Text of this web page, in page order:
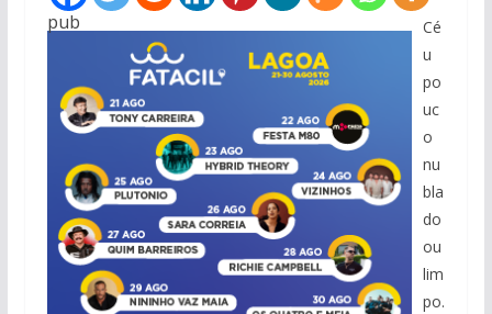
pub
Cé
u
po
uc
o
nu
bla
do
ou
lim
po.